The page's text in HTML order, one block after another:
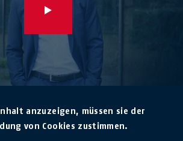
anzuzeigen, müssen sie der
von Cookies zustimmen.